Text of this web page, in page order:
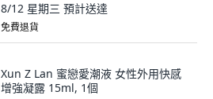
8/12 星期三 預計送達
免費退貨
Xun Z Lan 蜜戀愛潮液 女性外用快感
增強凝露 15ml, 1個